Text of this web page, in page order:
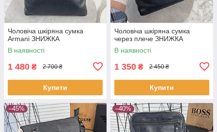
Чоловіча шкіряна сумка
Armani ЗНИЖКА
В наявності
1 480 ₴ 2 700 ₴
Купити
Чоловіча шкіряна сумка
через плече ЗНИЖКА
В наявності
1 350 ₴ 2 450 ₴
Купити
–45% –40%